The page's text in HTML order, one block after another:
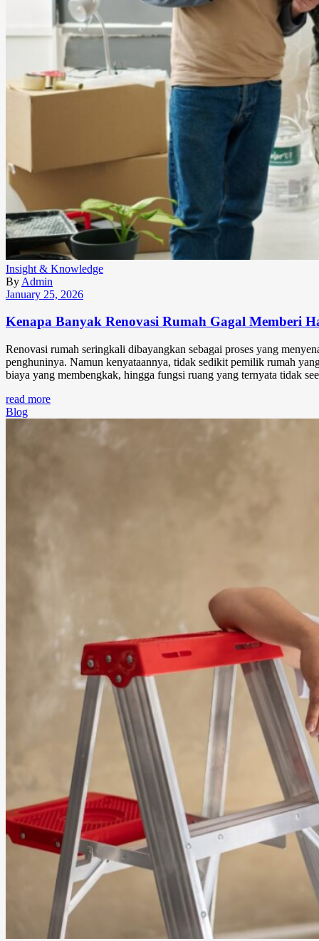
Insight & Knowledge
By Admin
January 25, 2026
Kenapa Banyak Renovasi Rumah Gagal Memberi
Renovasi rumah seringkali dibayangkan sebagai proses yang
penghuninya. Namun kenyataannya, tidak sedikit pemilik rumah
biaya yang membengkak, hingga fungsi ruang yang ternyata tidak
read more
Blog